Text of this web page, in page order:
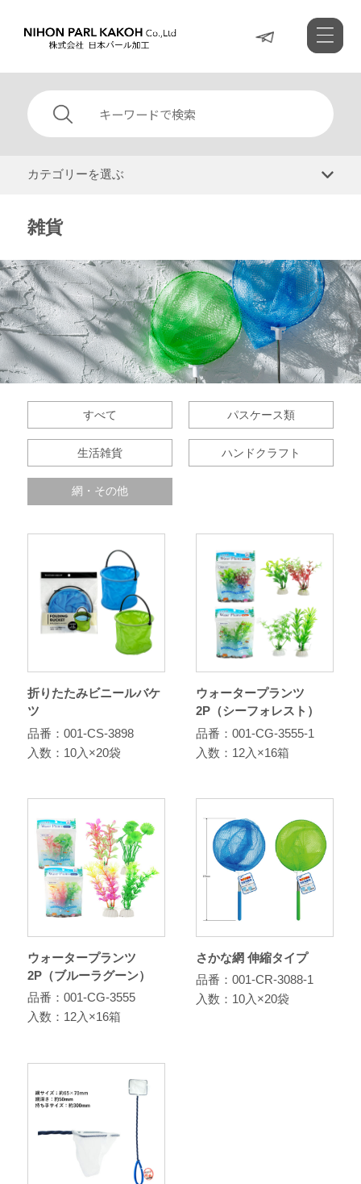
カテゴリーを選ぶ
雑貨
すべて パスケース類
生活雑貨 ハンドクラフト
網・その他
折りたたみビニールバケ
ツ
品番：001-CS-3898
入数：10入×20袋
ウォータープランツ
2P（シーフォレスト）
品番：001-CG-3555-1
入数：12入×16箱
ウォータープランツ
2P（ブルーラグーン）
品番：001-CG-3555
入数：12入×16箱
さかな網 伸縮タイプ
品番：001-CR-3088-1
入数：10入×20袋